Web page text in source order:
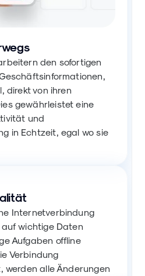
den sofortigen
direkt von ihren
gewährleistet eine
und
in Echtzeit, egal wo sie
Internetverbindung
auf wichtige Daten
Aufgaben offline
Verbindung
werden alle Änderungen